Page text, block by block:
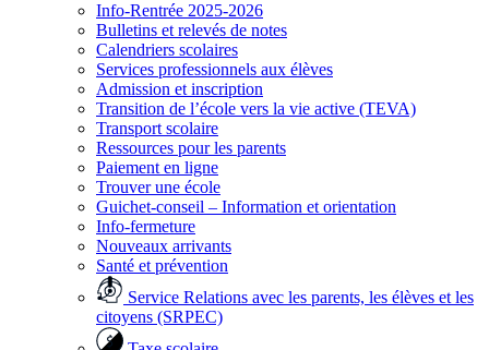
Info-Rentrée 2025-2026
Bulletins et relevés de notes
Calendriers scolaires
Services professionnels aux élèves
Admission et inscription
Transition de l’école vers la vie active (TEVA)
Transport scolaire
Ressources pour les parents
Paiement en ligne
Trouver une école
Guichet-conseil – Information et orientation
Info-fermeture
Nouveaux arrivants
Santé et prévention
Service Relations avec les parents, les élèves et les
citoyens (SRPEC)